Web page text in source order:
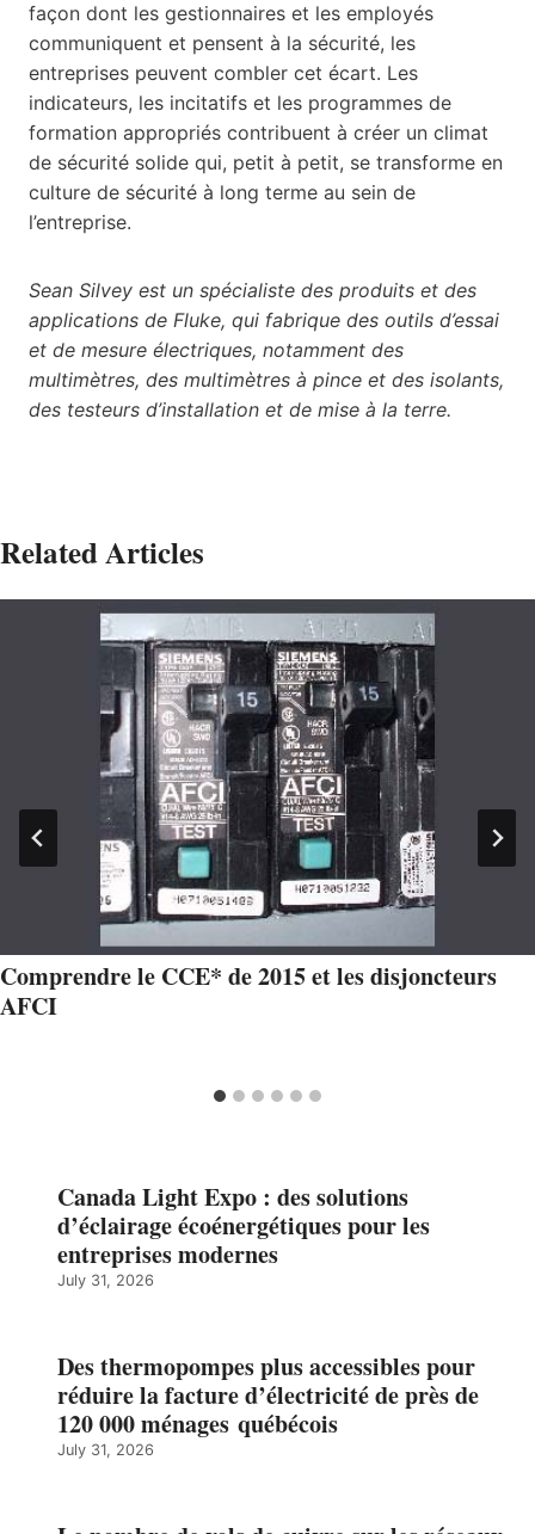
façon dont les gestionnaires et les employés
communiquent et pensent à la sécurité, les
entreprises peuvent combler cet écart. Les
indicateurs, les incitatifs et les programmes de
formation appropriés contribuent à créer un climat
de sécurité solide qui, petit à petit, se transforme en
culture de sécurité à long terme au sein de
l’entreprise.
Sean Silvey est un spécialiste des produits et des
applications de Fluke, qui fabrique des outils d’essai
et de mesure électriques, notamment des
multimètres, des multimètres à pince et des isolants,
des testeurs d’installation et de mise à la terre.
Related Articles
Comprendre le CCE* de 2015 et les disjoncteurs
AFCI
Canada Light Expo : des solutions
d’éclairage écoénergétiques pour les
entreprises modernes
July 31, 2026
Des thermopompes plus accessibles pour
réduire la facture d’électricité de près de
120 000 ménages québécois
July 31, 2026